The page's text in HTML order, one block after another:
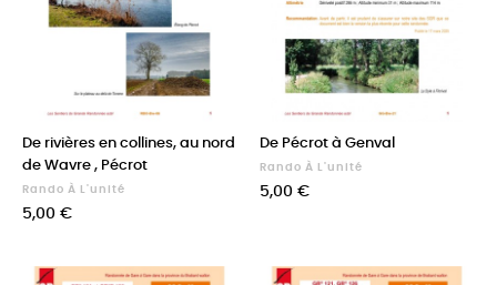
De rivières en collines, au nord
de Wavre , Pécrot
Rando À L'unité
Prix
5,00 €
De Pécrot à Genval
Rando À L'unité
Prix
5,00 €